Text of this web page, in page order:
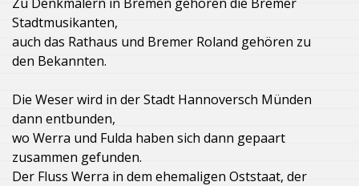
Stadtmusikanten,
auch das Rathaus und Bremer Roland gehören zu
den Bekannten.
Die Weser wird in der Stadt Hannoversch Münden
dann entbunden,
wo Werra und Fulda haben sich dann gepaart
zusammen gefunden.
Der Fluss Werra in dem ehemaligen Oststaat, der